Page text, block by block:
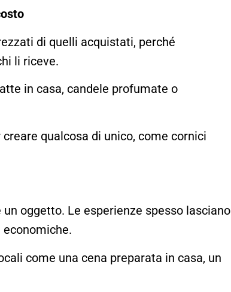
di quelli acquistati, perché
li riceve.
in casa, candele profumate o
qualcosa di unico, come cornici
oggetto. Le esperienze spesso lasciano
come una cena preparata in casa, un